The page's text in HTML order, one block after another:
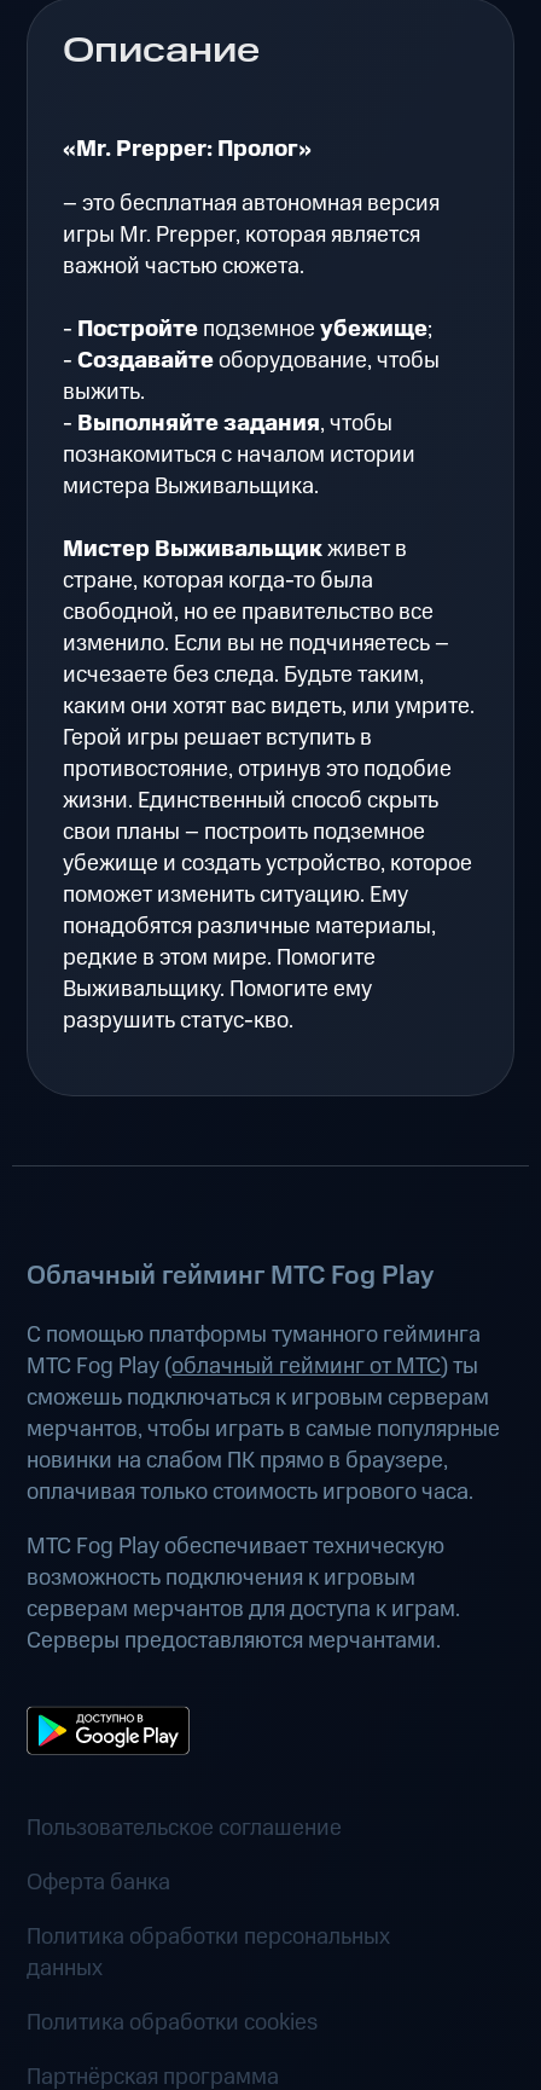
Описание
«Mr. Prepper: Пролог»
– это бесплатная автономная версия
игры Mr. Prepper, которая является
важной частью сюжета.
- Постройтеподземноеубежище;
-Создавайтеоборудование, чтобы
выжить.
- Выполняйте задания, чтобы
познакомиться с началом истории
мистера Выживальщика.
Мистер Выживальщикживет в
стране, которая когда-то была
свободной, но ее правительство все
изменило. Если вы не подчиняетесь –
исчезаете без следа. Будьте таким,
каким они хотят вас видеть, или умрите.
Герой игры решает вступить в
противостояние, отринув это подобие
жизни. Единственный способ скрыть
свои планы – построить подземное
убежище и создать устройство, которое
поможет изменить ситуацию. Ему
понадобятся различные материалы,
редкие в этом мире. Помогите
Выживальщику. Помогите ему
разрушить статус-кво.
Облачный гейминг МТС Fog Play
С помощью платформы туманного гейминга
МТС Fog Play (облачный гейминг от МТС) ты
сможешь подключаться к игровым серверам
мерчантов, чтобы играть в самые популярные
новинки на слабом ПК прямо в браузере,
оплачивая только стоимость игрового часа.
МТС Fog Play обеспечивает техническую
возможность подключения к игровым
серверам мерчантов для доступа к играм.
Серверы предоставляются мерчантами.
Пользовательское соглашение
Оферта банка
Политика обработки персональных
данных
Политика обработки cookies
Партнёрская программа